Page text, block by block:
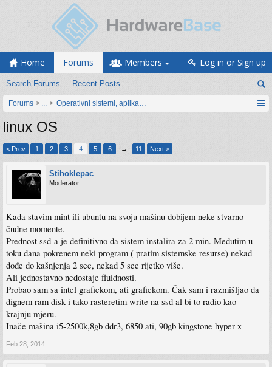
Home Forums
Search Forums Recent Posts
Members Log in or Sign up
Forums ... Operativni sistemi, aplikacije i programiranje
linux OS
< Prev 1 2 3 4 5 6 → 11 Next >
Stihoklepac
Moderator
Kada stavim mint ili ubuntu na svoju mašinu dobijem neke stvarno
čudne momente.
Prednost ssd-a je definitivno da sistem instalira za 2 min. Međutim u
toku dana pokrenem neki program ( pratim sistemske resurse) nekad
dođe do kašnjenja 2 sec, nekad 5 sec rijetko više.
Ali jednostavno nedostaje fluidnosti.
Probao sam sa intel grafickom, ati grafickom. Čak sam i razmišljao da
dignem ram disk i tako rasteretim write na ssd al bi to radio kao
krajnju mjeru.
Inače mašina i5-2500k,8gb ddr3, 6850 ati, 90gb kingstone hyper x
Feb 28, 2014